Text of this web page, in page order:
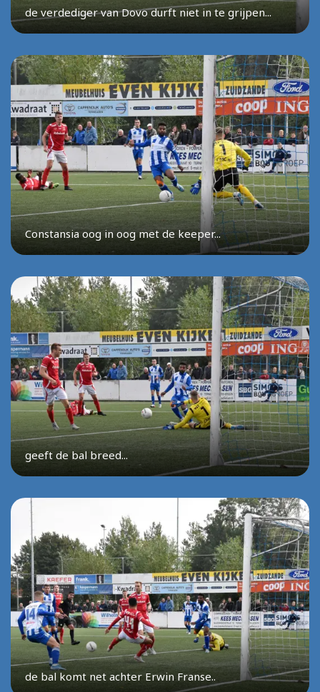
de verdediger van Dovo durft niet in te grijpen...
Constansia oog in oog met de keeper...
geeft de bal breed...
de bal komt net achter Erwin Franse..